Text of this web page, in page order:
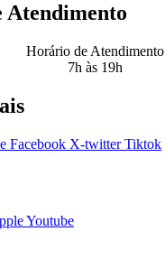
Horário de Atendimento
7h às 19h
Facebook X-twitter Tiktok
Youtube